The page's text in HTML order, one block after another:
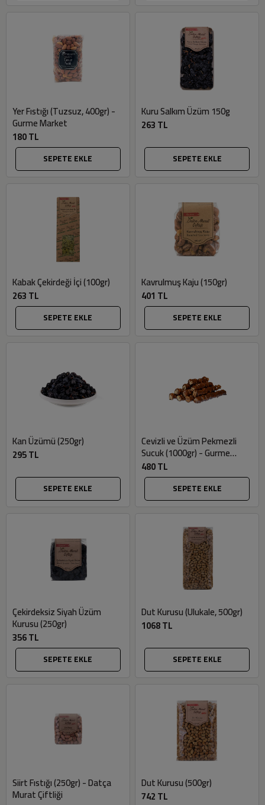
Yer Fıstığı (Tuzsuz, 400gr) -
Gurme Market
180 TL
SEPETE EKLE
Kuru Salkım Üzüm 150g
263 TL
SEPETE EKLE
Kabak Çekirdeği İçi (100gr)
263 TL
SEPETE EKLE
Kavrulmuş Kaju (150gr)
401 TL
SEPETE EKLE
Kan Üzümü (250gr)
295 TL
SEPETE EKLE
Cevizli ve Üzüm Pekmezli
Sucuk (1000gr) - Gurme
Market
480 TL
SEPETE EKLE
Çekirdeksiz Siyah Üzüm
Kurusu (250gr)
356 TL
SEPETE EKLE
Dut Kurusu (Ulukale, 500gr)
1068 TL
SEPETE EKLE
Siirt Fıstığı (250gr) - Datça
Murat Çiftliği
Dut Kurusu (500gr)
742 TL